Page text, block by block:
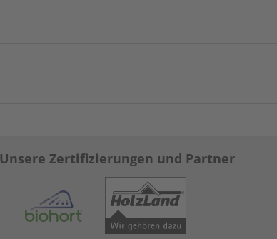
Unsere Zertifizierungen und Partner